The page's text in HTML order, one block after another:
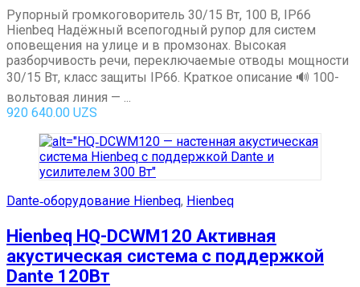
Рупорный громкоговоритель 30/15 Вт, 100 В, IP66
Hienbeq Надёжный всепогодный рупор для систем
оповещения на улице и в промзонах. Высокая
разборчивость речи, переключаемые отводы мощности
30/15 Вт, класс защиты IP66. Краткое описание 🔊 100-
вольтовая линия — ...
920 640.00 UZS
Dante‑оборудование Hienbeq, Hienbeq
Hienbeq HQ-DCWM120 Активная
акустическая система с поддержкой
Dante 120Вт